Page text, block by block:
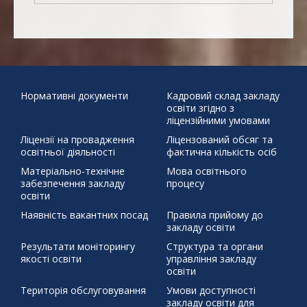
10
11 12 13 14 15
16
24
25 26 27 28 29
30
життя Святий Миколай ЦЕЙ ДЕНЬ В ІСТОРІЇ 30 березня 1392 р.
демонстраційний урок захист проєктів
писанка
профорієнтація
тиждень права
Нормативні документи
Кадровий склад закладу
освіти згідно з
ліцензійними умовами
Ліцензії на провадження
освітньої діяльності
Ліцензований обсяг та
фактична кількість осіб
Матеріально-технічне
забезпечення закладу
освіти
Мова освітнього
процесу
Наявність вакантних посад
Правила прийому до
закладу освіти
Результати моніторингу
якості освіти
Структура та органи
управління закладу
освіти
Територія обслуговування
Умови доступності
закладу освіти для